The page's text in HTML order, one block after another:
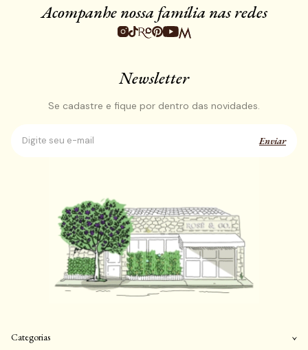
Acompanhe nossa família nas redes
Newsletter
Se cadastre e fique por dentro das novidades.
Enviar
Categorias